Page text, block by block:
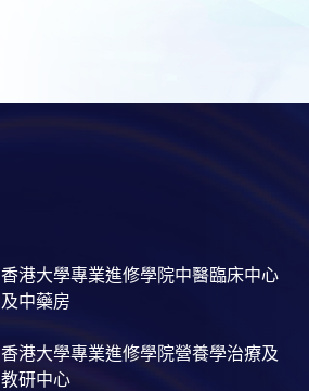
香港大學專業進修學院中醫臨床中心
及中藥房
香港大學專業進修學院營養學治療及
教研中心